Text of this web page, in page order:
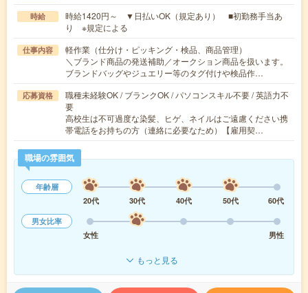
時給
時給1420円～ ▼日払いOK（規定あり） ■初勤務手当あ
り ※規定による
仕事内容
軽作業（仕分け・ピッキング・検品、商品管理）
＼ブランド商品の発送補助／オークション商品を扱います。
ブランドバッグやジュエリー等のタグ付けや検品作…
応募資格
職種未経験OK / ブランクOK / パソコンスキル不要 / 英語力不
要
高校生は不可過度な染髪、ヒゲ、ネイルはご遠慮ください携
帯電話をお持ちの方（連絡に必要なため）【雇用契…
職場の雰囲気
年齢層
20代
30代 40代 50代
60代
男女比率
女性
男性
もっと見る